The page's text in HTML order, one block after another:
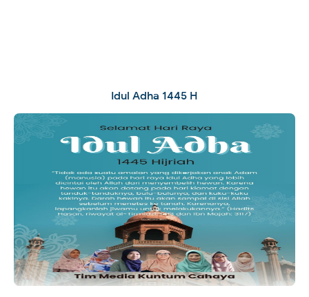
Idul Adha 1445 H